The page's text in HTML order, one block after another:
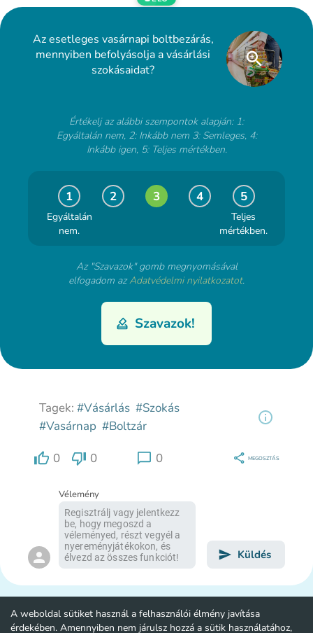
Az esetleges vasárnapi boltbezárás,
mennyiben befolyásolja a vásárlási
szokásaidat?
Értékelj az alábbi szempontok alapján: 1:
Egyáltalán nem, 2: Inkább nem 3: Semleges, 4:
Inkább igen, 5: Teljes mértékben.
1
Egyáltalán
nem.
2 3 4 5
Teljes
mértékben.
Az "Szavazok" gomb megnyomásával
elfogadom azAdatvédelmi nyilatkozatot.
Szavazok!
Tagek: #Vásárlás #Szokás
#Vasárnap #Boltzár
0 0 0 MEGOSZTÁS
Vélemény
Küldés
A weboldal sütiket használ a felhasználói élmény javítása
érdekében. Amennyiben nem járulsz hozzá a sütik használatához,